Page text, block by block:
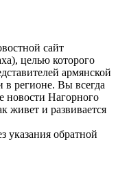
сайт
целью которого
армянской
регионе. Вы всегда
новости Нагорного
живет и развивается
указания обратной